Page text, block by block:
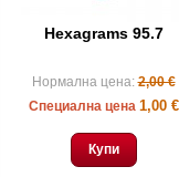
Hexagrams 95.7
Нормална цена: 2,00 €
Специална цена 1,00 €
Купи